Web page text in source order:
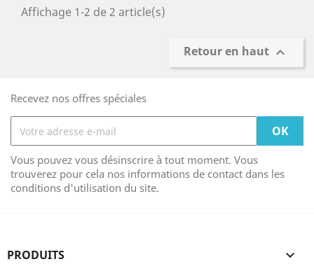
Affichage 1-2 de 2 article(s)
Retour en haut 
Recevez nos offres spéciales
Vous pouvez vous désinscrire à tout moment. Vous
trouverez pour cela nos informations de contact dans les
conditions d'utilisation du site.
PRODUITS 